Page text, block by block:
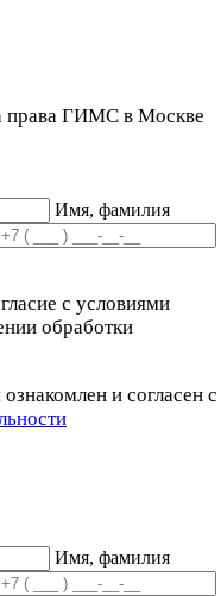
права ГИМС в Москве
Имя, фамилия
с условиями
обработки
и согласен с
Имя, фамилия